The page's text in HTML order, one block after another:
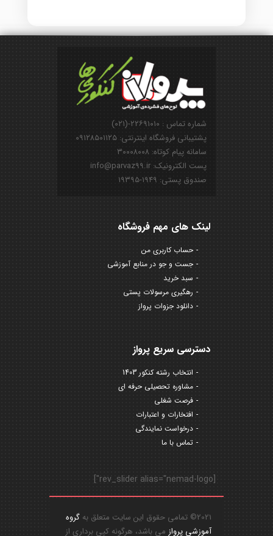
شماره تماس : ۲۲۶۹۱۰۱۰-(۰۲۱)
پشتیبانی فروشگاه اینترنتی: ۰۹۱۲۸۵۰۱۱۲۵
سامانه پیام کوتاه: ۳۰۰۰۸۰۰۸
پست الکترونیک: info@parvaz99.ir
صندوق پستی: ۱۹۴۹-۱۹۳۹۵
لینک های مهم فروشگاه
حساب کاربری من
جست و جو در منابع آموزشی
سبد خرید
رهگیری مرسولات پستی
دانلود جزوات پرواز
دسترسی سریع پرواز
انتخاب رشته کنکور 1403
مشاوره تحصیلی حرفه ای
فرصت شغلی
افتخارات و اعتبارات
درخواست نمایندگی
تماس با ما
[rev_slider alias="nemad-logo"]
2021© تمامی حقوق این سایت متعلق به
گروه
آموزشی پروازمی باشد، هرگونه کپی برداری از